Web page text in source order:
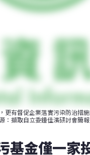
更有督促企業落實污染防治措
：擷取自立委鍾佳濱研討會簡報
基金僅一家